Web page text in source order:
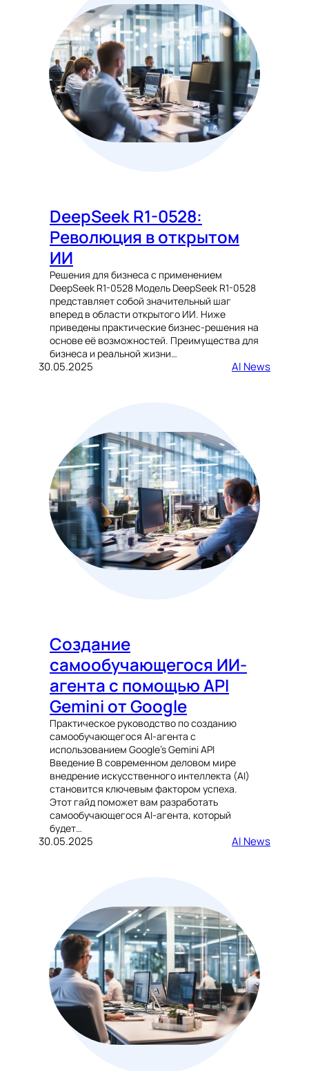
DeepSeek R1-0528:
Революция в открытом
ИИ
Решения для бизнеса с применением
DeepSeek R1-0528 Модель DeepSeek R1-0528
представляет собой значительный шаг
вперед в области открытого ИИ. Ниже
приведены практические бизнес-решения на
основе её возможностей. Преимущества для
бизнеса и реальной жизни…
30.05.2025 AI News
Создание
самообучающегося ИИ-
агента с помощью API
Gemini от Google
Практическое руководство по созданию
самообучающегося AI-агента с
использованием Google’s Gemini API
Введение В современном деловом мире
внедрение искусственного интеллекта (AI)
становится ключевым фактором успеха.
Этот гайд поможет вам разработать
самообучающегося AI-агента, который
будет…
30.05.2025 AI News